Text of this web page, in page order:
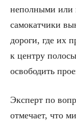
неполными или
самокатчики
дороги, где их
к центру
освободить
Эксперт по
отмечает, что